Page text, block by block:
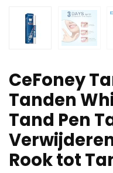
CeFoney
Tanden
Tand Pen
Rook tot